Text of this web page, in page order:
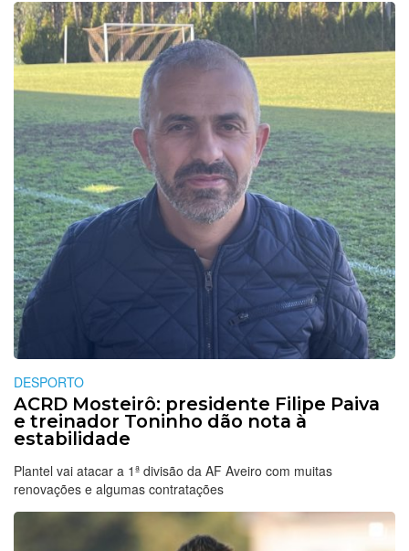
DESPORTO
ACRD Mosteirô: presidente Filipe Paiva
e treinador Toninho dão nota à
estabilidade
Plantel vai atacar a 1ª divisão da AF Aveiro com muitas
renovações e algumas contratações